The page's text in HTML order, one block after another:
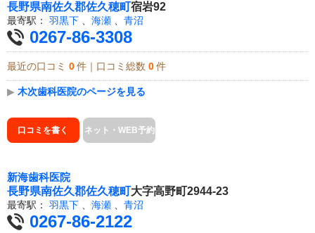
長野県南佐久郡佐久穂町宿岩92
最寄駅： 羽黒下 、 海瀬 、 青沼
0267-86-3308
最近の口コミ 0 件｜口コミ総数 0 件
▶ 木次歯科医院のページを見る
口コミを書く ネット・WEB予約
新海歯科医院
長野県南佐久郡佐久穂町大字高野町2944-23
最寄駅： 羽黒下 海瀬 青沼
0267-86-2122